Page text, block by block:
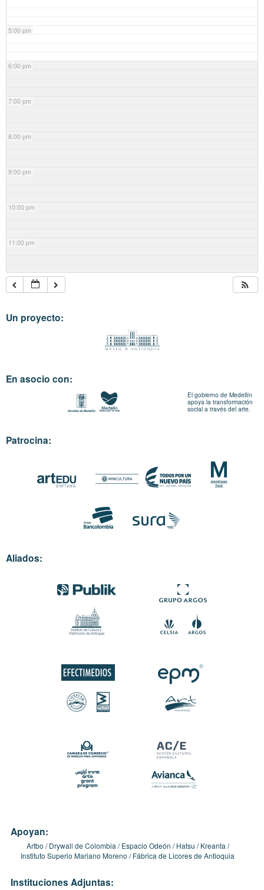
5:00 pm
6:00 pm
7:00 pm
8:00 pm
9:00 pm
10:00 pm
11:00 pm
Un proyecto:
En asocio con:
El gobierno de Medellín
apoya la transformación
social a través del arte.
Patrocina:
Aliados:
Apoyan:
Artbo Drywall de Colombia Espacio Odeón Hatsu
Kreanta
Instituto Superio Mariano Moreno
Fábrica de Licores de Antioquia
Instituciones Adjuntas: